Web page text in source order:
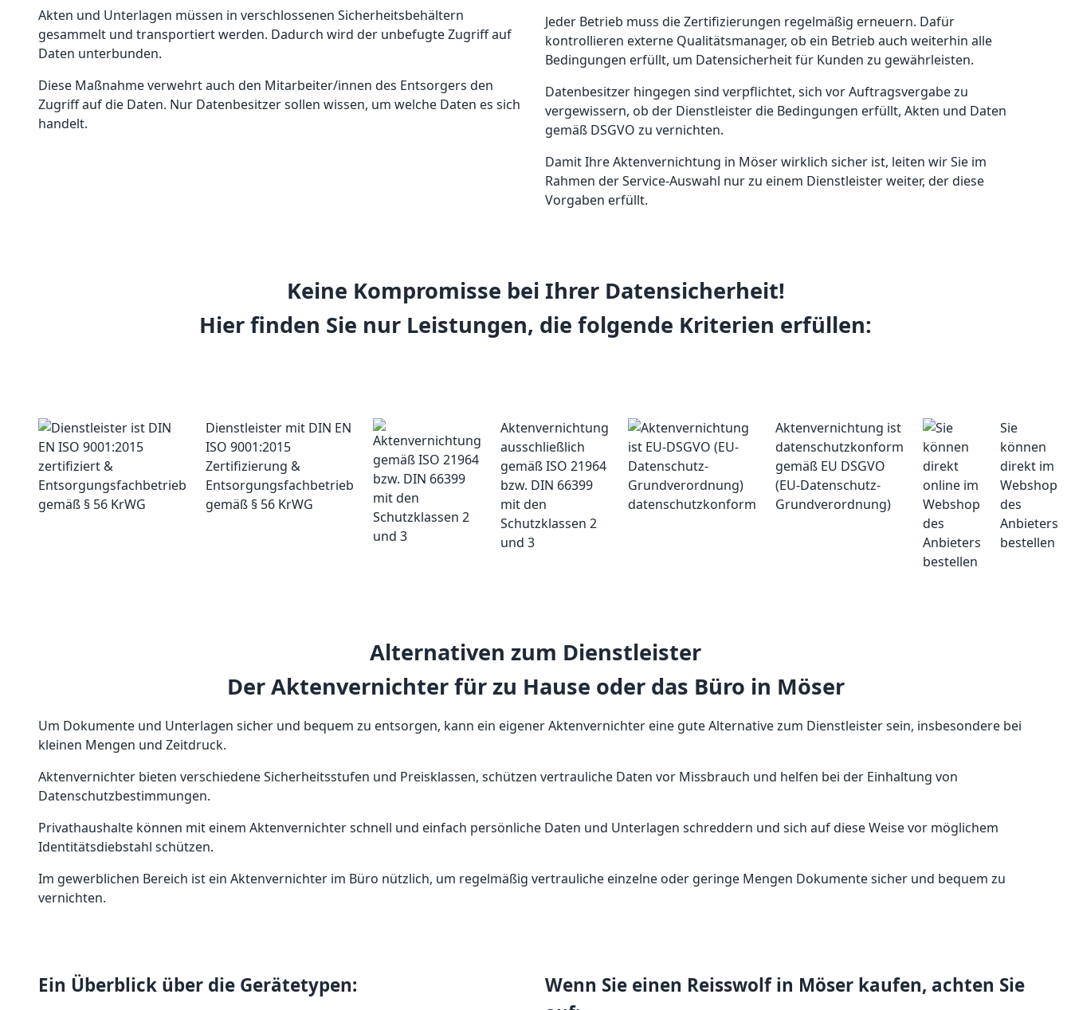
Akten und Unterlagen müssen in verschlossenen Sicherheitsbehältern
gesammelt und transportiert werden. Dadurch wird der unbefugte Zugriff auf
Daten unterbunden.
Diese Maßnahme verwehrt auch den Mitarbeiter/innen des Entsorgers den
Zugriff auf die Daten. Nur Datenbesitzer sollen wissen, um welche Daten es sich
handelt.
Jeder Betrieb muss die Zertifizierungen regelmäßig erneuern. Dafür
kontrollieren externe Qualitätsmanager, ob ein Betrieb auch weiterhin alle
Bedingungen erfüllt, um Datensicherheit für Kunden zu gewährleisten.
Datenbesitzer hingegen sind verpflichtet, sich vor Auftragsvergabe zu
vergewissern, ob der Dienstleister die Bedingungen erfüllt, Akten und Daten
gemäß DSGVO zu vernichten.
Damit Ihre Aktenvernichtung in Möser wirklich sicher ist, leiten wir Sie im
Rahmen der Service-Auswahl nur zu einem Dienstleister weiter, der diese
Vorgaben erfüllt.
Keine Kompromisse bei Ihrer Datensicherheit!
Hier finden Sie nur Leistungen, die folgende Kriterien erfüllen:
Dienstleister mit DIN EN
ISO 9001:2015
Zertifizierung &
Entsorgungsfachbetrieb
gemäß § 56 KrWG
Aktenvernichtung
ausschließlich
gemäß ISO 21964
bzw. DIN 66399
mit den
Schutzklassen 2
und 3
Aktenvernichtung ist
datenschutzkonform
gemäß EU DSGVO
(EU-Datenschutz-
Grundverordnung)
Sie
können
direkt im
Webshop
des
Anbieters
bestellen
Alternativen zum Dienstleister
Der Aktenvernichter für zu Hause oder das Büro in Möser
Um Dokumente und Unterlagen sicher und bequem zu entsorgen, kann ein eigener Aktenvernichter eine gute Alternative zum Dienstleister sein, insbesondere bei
kleinen Mengen und Zeitdruck.
Aktenvernichter bieten verschiedene Sicherheitsstufen und Preisklassen, schützen vertrauliche Daten vor Missbrauch und helfen bei der Einhaltung von
Datenschutzbestimmungen.
Privathaushalte können mit einem Aktenvernichter schnell und einfach persönliche Daten und Unterlagen schreddern und sich auf diese Weise vor möglichem
Identitätsdiebstahl schützen.
Im gewerblichen Bereich ist ein Aktenvernichter im Büro nützlich, um regelmäßig vertrauliche einzelne oder geringe Mengen Dokumente sicher und bequem zu
vernichten.
Ein Überblick über die Gerätetypen:
Wenn Sie einen Reisswolf in Möser kaufen, achten Sie